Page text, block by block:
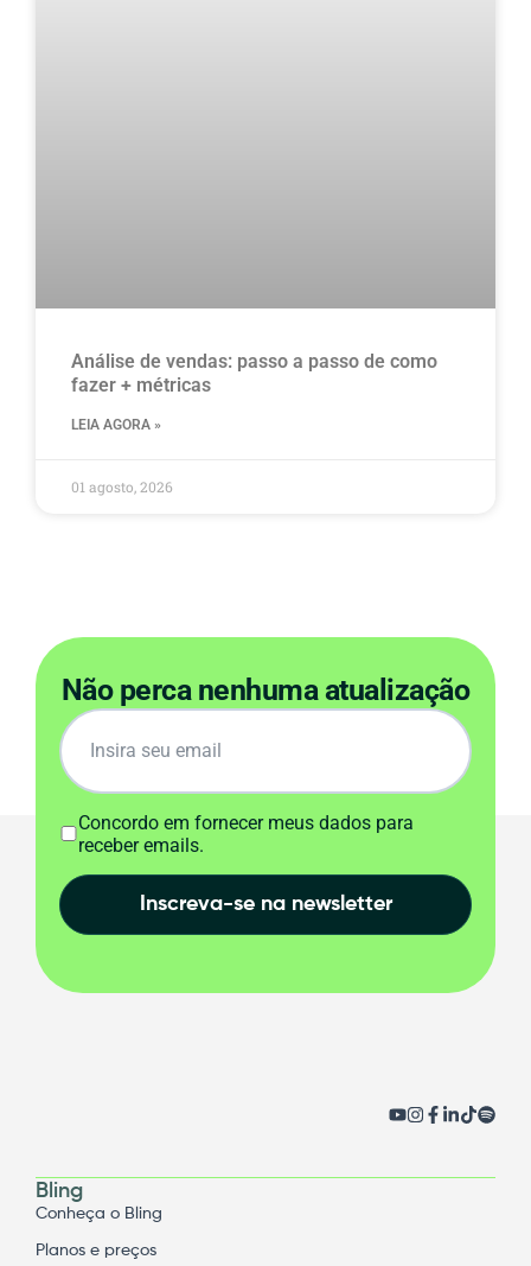
Análise de vendas: passo a passo de como
fazer + métricas
LEIA AGORA »
01 agosto, 2026
Não perca nenhuma atualização
Concordo em fornecer meus dados para
receber emails.
Inscreva-se na newsletter
Bling
Conheça o Bling
Planos e preços